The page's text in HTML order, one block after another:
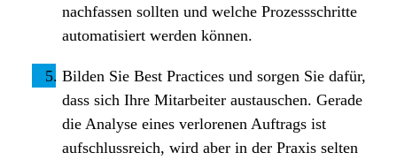
nachfassen sollten und welche Prozessschritte
automatisiert werden können.
Bilden Sie Best Practices und sorgen Sie dafür,
dass sich Ihre Mitarbeiter austauschen. Gerade
die Analyse eines verlorenen Auftrags ist
aufschlussreich, wird aber in der Praxis selten